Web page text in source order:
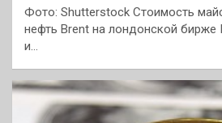
Фото: Shutterstock Стоимость
нефть Brent на лондонской бирже
и…